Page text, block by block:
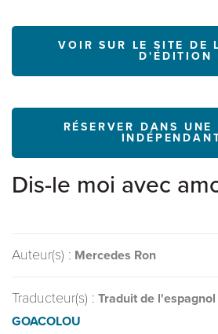
VOIR SUR LE SITE DE
D'ÉDITION
RÉSERVER DANS
Dis-le moi avec
Auteur(s) : Mercedes Ron
Traducteur(s) : Traduit de
GOACOLOU